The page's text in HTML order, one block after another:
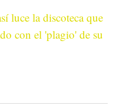
luce la discoteca que
con el 'plagio' de su